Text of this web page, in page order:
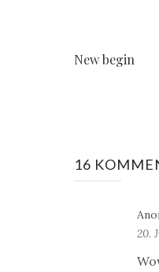
New begin
16
20.